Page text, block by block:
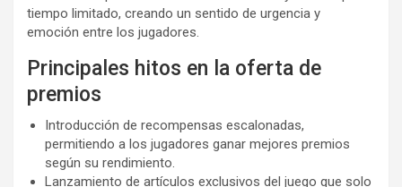
tiempo limitado, creando un sentido de urgencia y
emoción entre los jugadores.
Principales hitos en la oferta de
premios
Introducción de recompensas escalonadas,
permitiendo a los jugadores ganar mejores premios
según su rendimiento.
Lanzamiento de artículos exclusivos del juego que solo